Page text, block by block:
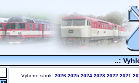
..:
Vyberte si rok: 2026 2025 2024 2023 2022 2021